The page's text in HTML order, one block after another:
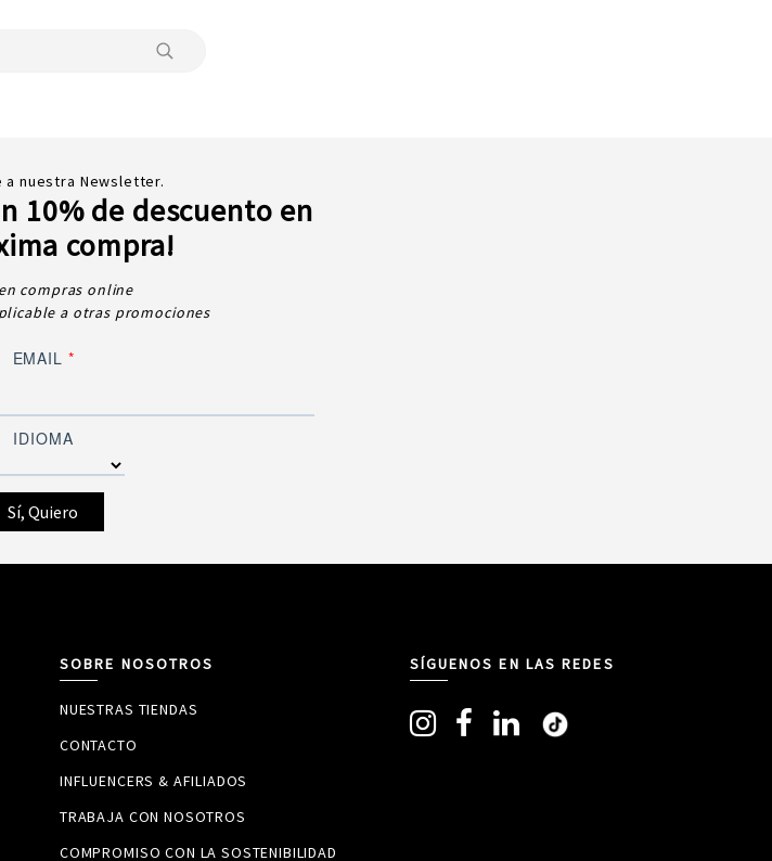
a nuestra Newsletter.
10% de descuento en
compra!
compras online
a otras promociones
EMAIL *
IDIOMA
SOBRE NOSOTROS
NUESTRAS TIENDAS
CONTACTO
INFLUENCERS & AFILIADOS
TRABAJA CON NOSOTROS
COMPROMISO CON LA SOSTENIBILIDAD
SÍGUENOS EN LAS REDES